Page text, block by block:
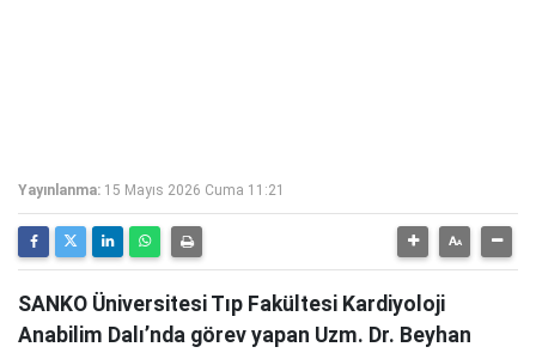
Yayınlanma: 15 Mayıs 2026 Cuma 11:21
SANKO Üniversitesi Tıp Fakültesi Kardiyoloji
Anabilim Dalı’nda görev yapan Uzm. Dr. Beyhan